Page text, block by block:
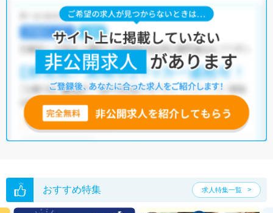
おすすめ特集 求人特集一覧